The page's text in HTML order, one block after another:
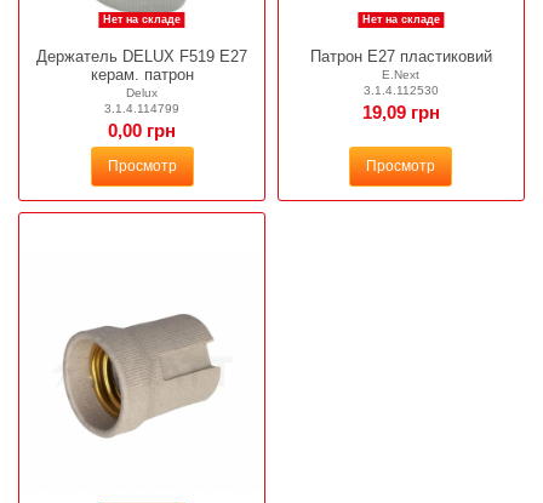
Нет на складе
Держатель DELUX F519 E27
керам. патрон
Delux
3.1.4.114799
0,00 грн
Просмотр
Нет на складе
Патрон Е27 пластиковий
E.Next
3.1.4.112530
19,09 грн
Просмотр